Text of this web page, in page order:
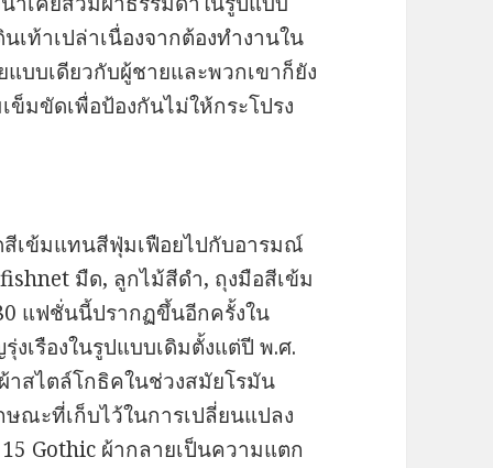
เท้าเปล่าเนื่องจากต้องทำงานใน
บบเดียวกับผู้ชายและพวกเขาก็ยัง
มขัดเพื่อป้องกันไม่ให้กระโปรง
สีเข้มแทนสีฟุ่มเฟือยไปกับอารมณ์
มืด, ลูกไม้สีดำ, ถุงมือสีเข้ม
แฟชั่นนี้ปรากฏขึ้นอีกครั้งใน
เรืองในรูปแบบเดิมตั้งแต่ปี พ.ศ.
าสไตล์โกธิคในช่วงสมัยโรมัน
ณะที่เก็บไว้ในการเปลี่ยนแปลง
Gothic ผ้ากลายเป็นความแตก